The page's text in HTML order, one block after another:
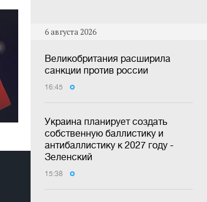
6 августа 2026
Великобритания расширила
санкции против россии
16:45
Украина планирует создать
собственную баллистику и
антибаллистику к 2027 году -
Зеленский
15:38